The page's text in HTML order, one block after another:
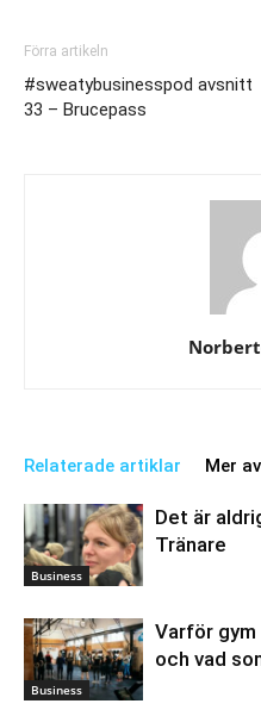
Förra artikeln
#sweatybusinesspod avsnitt
33 – Brucepass
Relaterade artiklar Mer
Business
Det är
Tränare
Business
Varför gym
och vad